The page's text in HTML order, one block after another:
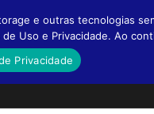
e outras tecnologias
Uso e Privacidade. Ao
Privacidade